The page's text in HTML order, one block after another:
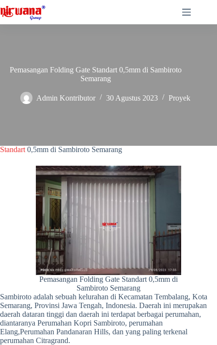
to
Pemasangan Folding Gate Standart 0,5mm di Sambiroto
Semarang
Admin Kontributor 30 Agustus 2023 Proyek
Standart 0,5mm di Sambiroto Semarang
Pemasangan Folding Gate Standart 0,5mm di
Sambiroto Semarang
Sambiroto adalah sebuah kelurahan di Kecamatan Tembalang, Kota
Semarang, Provinsi Jawa Tengah, Indonesia. Daerah ini merupakan
daerah dataran tinggi dan daerah ini terdapat berbagai perumahan,
diantaranya Perumahan Kopri Sambiroto, perumahan
Elang,Perumahan Pandanaran Hills, dan yang paling terkenal
perumahan Citragrand.